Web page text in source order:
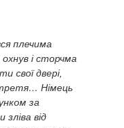
плечима
і сторчма
свої двері,
третя… Німець
за
від